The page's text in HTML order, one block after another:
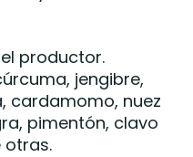
productor.
jengibre,
cardamomo, nuez
pimentón, clavo
otras.